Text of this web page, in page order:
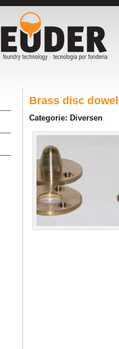
Brass disc
Categorie: Diversen